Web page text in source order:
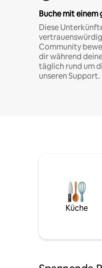
Buche mit einem
Diese
Community
dir während
täglich rund um
unseren Support.
Küche